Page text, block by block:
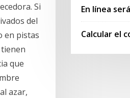
Si
del
en pistas
que
azar,
En línea
Calcular el